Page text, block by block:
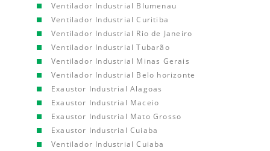
Ventilador Industrial Blumenau
Ventilador Industrial Curitiba
Ventilador Industrial Rio de Janeiro
Ventilador Industrial Tubarão
Ventilador Industrial Minas Gerais
Ventilador Industrial Belo horizonte
Exaustor Industrial Alagoas
Exaustor Industrial Maceio
Exaustor Industrial Mato Grosso
Exaustor Industrial Cuiaba
Ventilador Industrial Cuiaba